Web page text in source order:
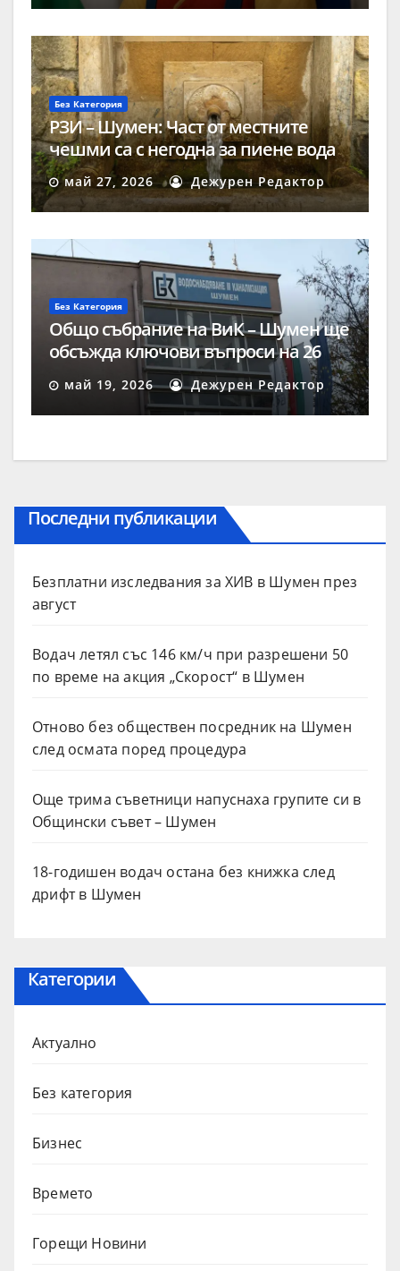
Без Категория
РЗИ – Шумен: Част от местните
чешми са с негодна за пиене вода
май 27, 2026 Дежурен Редактор
Без Категория
Общо събрание на ВиК – Шумен ще
обсъжда ключови въпроси на 26
май 19, 2026 Дежурен Редактор
Последни публикации
Безплатни изследвания за ХИВ в Шумен през
август
Водач летял със 146 км/ч при разрешени 50
по време на акция „Скорост“ в Шумен
Отново без обществен посредник на Шумен
след осмата поред процедура
Още трима съветници напуснаха групите си в
Общински съвет – Шумен
18-годишен водач остана без книжка след
дрифт в Шумен
Категории
Актуално
Без категория
Бизнес
Времето
Горещи Новини